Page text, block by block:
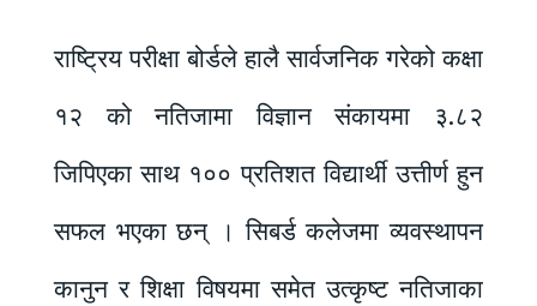
राष्ट्रिय परीक्षा बोर्डले हालै सार्वजनिक गरेको कक्षा
१२ को नतिजामा विज्ञान संकायमा ३.८२
जिपिएका साथ १०० प्रतिशत विद्यार्थी उत्तीर्ण हुन
सफल भएका छन् । सिबर्ड कलेजमा व्यवस्थापन
कानुन र शिक्षा विषयमा समेत उत्कृष्ट नतिजाका